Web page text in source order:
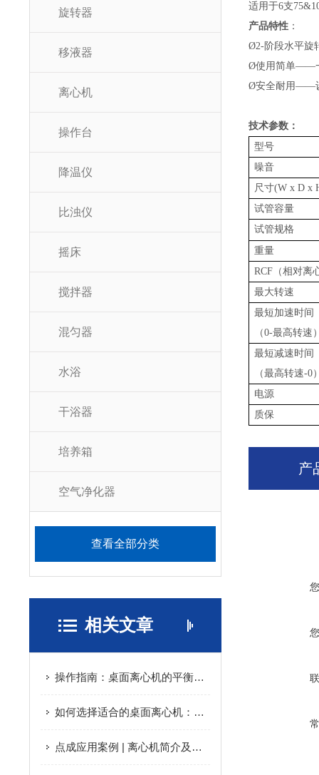
旋转器
移液器
离心机
操作台
降温仪
比浊仪
摇床
搅拌器
混匀器
水浴
干浴器
培养箱
空气净化器
查看全部分类
相关文章
操作指南：桌面离心机的平衡配平、转子更换与日常维护要点
如何选择适合的桌面离心机：指南与建议
点成应用案例 | 离心机简介及其在新冠病毒分离中的应用
适用于6支
产品特性 ：
Ø2-阶段水平旋
Ø使用简单——
Ø安全耐用——
技术参数：
型号
噪音
尺寸(W x D x
试管容量
试管规格
重量
RCF （相对离
最大转速
最短加速时间
（0-最高转速
最短减速时间
（最高转速-0
电源
质保
产